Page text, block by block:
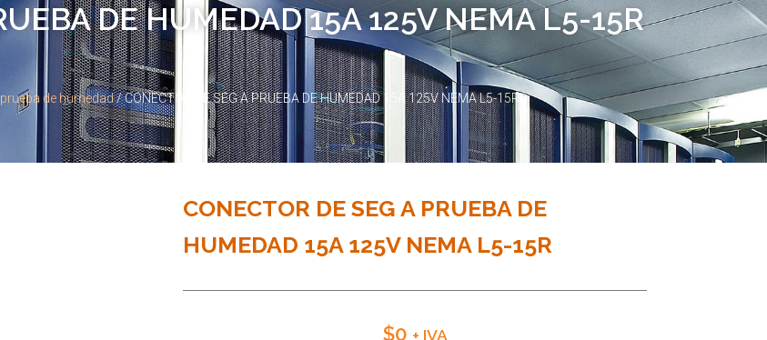
DE HUMEDAD 15A 125V NEMA L5-15R
de humedad/ CONECTOR DE SEG A PRUEBA DE HUMEDAD 15A 125V NEMA L5-15R
CONECTOR DE SEG A PRUEBA DE
HUMEDAD 15A 125V NEMA L5-15R
$0 + IVA